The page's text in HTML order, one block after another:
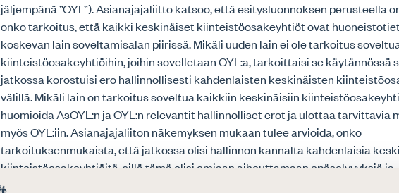
jäljempänä ”OYL”). Asianajajaliitto katsoo, että esitysluonnoksen perusteella
onko tarkoitus, että kaikki keskinäiset kiinteistöosakeyhtiöt ovat
koskevan lain soveltamisalan piirissä. Mikäli uuden lain ei ole tarkoitus
kiinteistöosakeyhtiöihin, joihin sovelletaan OYL:a, tarkoittaisi se käytännössä
jatkossa korostuisi ero hallinnollisesti kahdenlaisten keskinäisten
välillä. Mikäli lain on tarkoitus soveltua kaikkiin keskinäisiin
huomioida AsOYL:n ja OYL:n relevantit hallinnolliset erot ja ulottaa tarvittavia
myös OYL:iin. Asianajajaliiton näkemyksen mukaan tulee arvioida, onko
tarkoituksenmukaista, että jatkossa olisi hallinnon kannalta kahdenlaisia
kiinteistöosakeyhtiöitä, sillä tämä olisi omiaan aiheuttamaan epäselvyyksiä ja
hankaloittamaan hallintoa esimerkiksi laajojen kiinteistöomistusten